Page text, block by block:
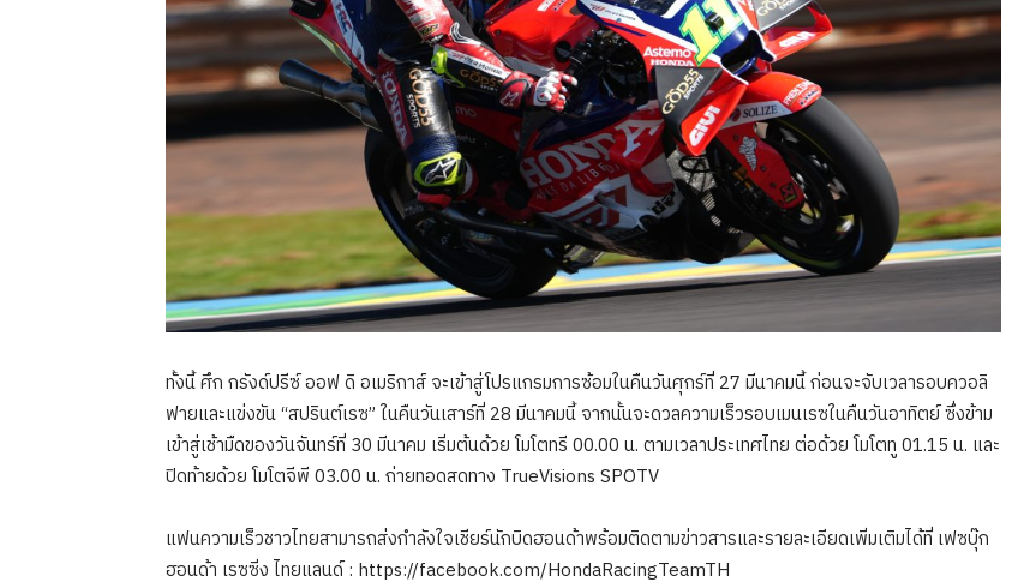
ทั้งนี้ ศึก กรังด์ปรีซ์ ออฟ ดิ อเมริกาส์ จะเข้าสู่โปรแกรมการซ้อมในคืนวันศุกร์ที่ 27 มีนาคมนี้ ก่อนจะจับเวลารอบควอลิ
ฟายและแข่งขัน “สปรินต์เรซ” ในคืนวันเสาร์ที่ 28 มีนาคมนี้ จากนั้นจะดวลความเร็วรอบเมนเรซในคืนวันอาทิตย์ ซึ่งข้าม
เข้าสู่เช้ามืดของวันจันทร์ที่ 30 มีนาคม เริ่มต้นด้วย โมโตทรี 00.00 น. ตามเวลาประเทศไทย ต่อด้วย โมโตทู 01.15 น. และ
ปิดท้ายด้วย โมโตจีพี 03.00 น. ถ่ายทอดสดทาง TrueVisions SPOTV
แฟนความเร็วชาวไทยสามารถส่งกำลังใจเชียร์นักบิดฮอนด้าพร้อมติดตามข่าวสารและรายละเอียดเพิ่มเติมได้ที่ เฟซบุ๊ก
ฮอนด้า เรซซิ่ง ไทยแลนด์ : https://facebook.com/HondaRacingTeamTH